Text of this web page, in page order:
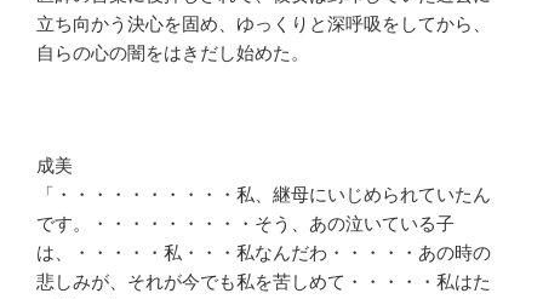
立ち向かう決心を固め、ゆっくりと深呼吸をしてから、
自らの心の闇をはきだし始めた。
成美
「・・・・・・・・・・私、継母にいじめられていたん
です。・・・・・・・・・そう、あの泣いている子
は、・・・・・私・・・私なんだわ・・・・・あの時の
悲しみが、それが今でも私を苦しめて・・・・・私はた